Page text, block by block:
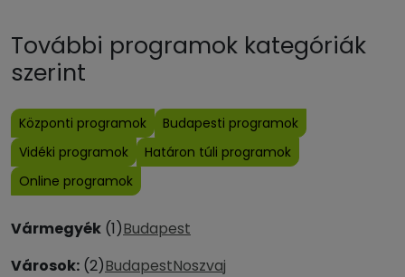
További programok kategóriák
szerint
Központi programok
Budapesti programok
Vidéki programok
Határon túli programok
Online programok
Vármegyék (1)Budapest
Városok: (2)BudapestNoszvaj